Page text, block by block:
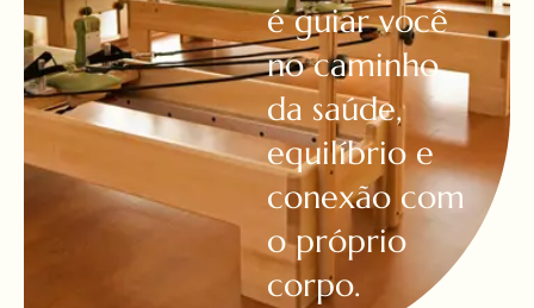
é guiar você
no caminho
da saúde,
equilíbrio e
conexão com
o próprio
corpo.